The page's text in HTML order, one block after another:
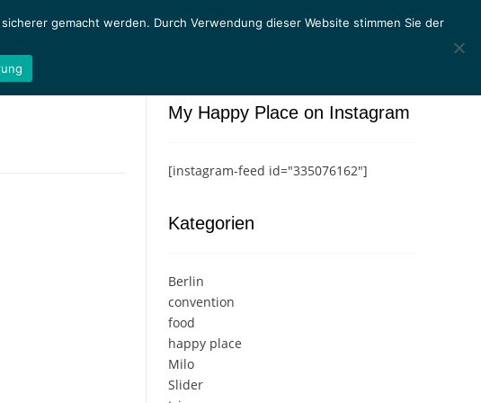
My Happy Place on Instagram
[instagram-feed id="335076162"]
Kategorien
Berlin
convention
food
happy place
Milo
Slider
gemacht werden. Durch Verwendung dieser Website stimmen Sie der